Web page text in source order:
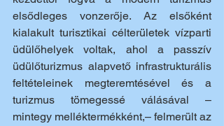
elsődleges vonzerője. Az elsőként
kialakult turisztikai célterületek vízparti
üdülőhelyek voltak, ahol a passzív
üdülőturizmus alapvető infrastrukturális
feltételeinek megteremtésével és a
turizmus tömegessé válásával –
mintegy melléktermékként,– felmerült az